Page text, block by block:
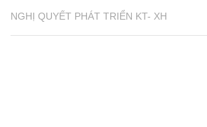
NGHỊ QUYẾT PHÁT TRIỂN KT- XH